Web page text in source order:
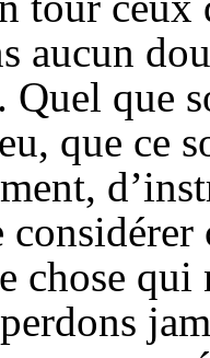
aucun
que
que ce
chose